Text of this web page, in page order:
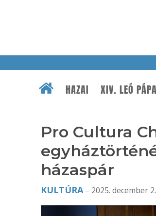
HAZAI XIV. LEÓ PÁPA
Pro Cultura
házaspár
KULTÚRA– 2025. december